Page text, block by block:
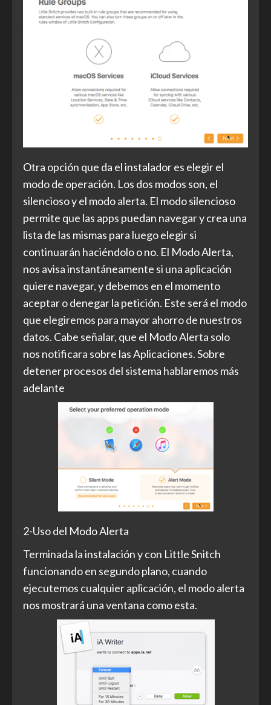
Otra opción que da el instalador es elegir el
modo de operación. Los dos modos son, el
silencioso y el modo alerta. El modo silencioso
permite que las apps puedan navegar y crea una
lista de las mismas para luego elegir si
continuarán haciéndolo o no. El Modo Alerta,
nos avisa instantáneamente si una aplicación
quiere navegar, y debemos en el momento
aceptar o denegar la petición. Este será el modo
que elegiremos para mayor ahorro de nuestros
datos. Cabe señalar, que el Modo Alerta solo
nos notificara sobre las Aplicaciones. Sobre
detener procesos del sistema hablaremos más
adelante
2-Uso del Modo Alerta
Terminada la instalación y con Little Snitch
funcionando en segundo plano, cuando
ejecutemos cualquier aplicación, el modo alerta
nos mostrará una ventana como esta.